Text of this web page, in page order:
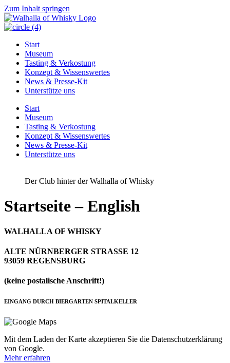
Zum Inhalt springen
Start
Museum
Tasting & Verkostung
Konzept & Wissenswertes
News & Presse-Kit
Unterstütze uns
Start
Museum
Tasting & Verkostung
Konzept & Wissenswertes
News & Presse-Kit
Unterstütze uns
Der Club hinter der Walhalla of Whisky
Startseite – English
WALHALLA OF WHISKY
ALTE NÜRNBERGER STRASSE 12
93059 REGENSBURG
(keine postalische Anschrift!)
EINGANG DURCH BIERGARTEN SPITALKELLER
Mit dem Laden der Karte akzeptieren Sie die Datenschutzerklärung
von Google.
Mehr erfahren